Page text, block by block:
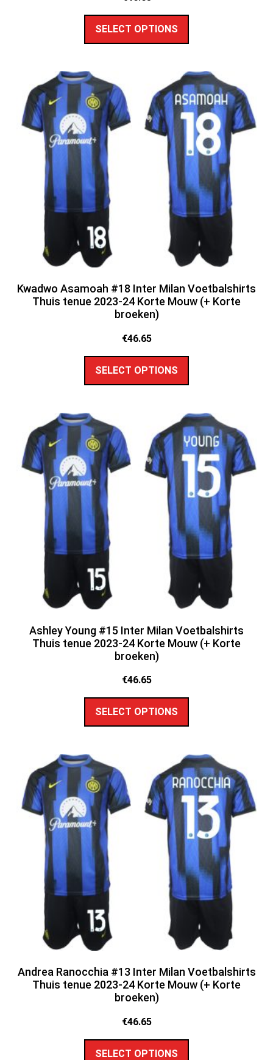
SELECT OPTIONS
Kwadwo Asamoah #18 Inter Milan Voetbalshirts
Thuis tenue 2023-24 Korte Mouw (+ Korte
broeken)
€46.65
SELECT OPTIONS
Ashley Young #15 Inter Milan Voetbalshirts
Thuis tenue 2023-24 Korte Mouw (+ Korte
broeken)
€46.65
SELECT OPTIONS
Andrea Ranocchia #13 Inter Milan Voetbalshirts
Thuis tenue 2023-24 Korte Mouw (+ Korte
broeken)
€46.65
SELECT OPTIONS